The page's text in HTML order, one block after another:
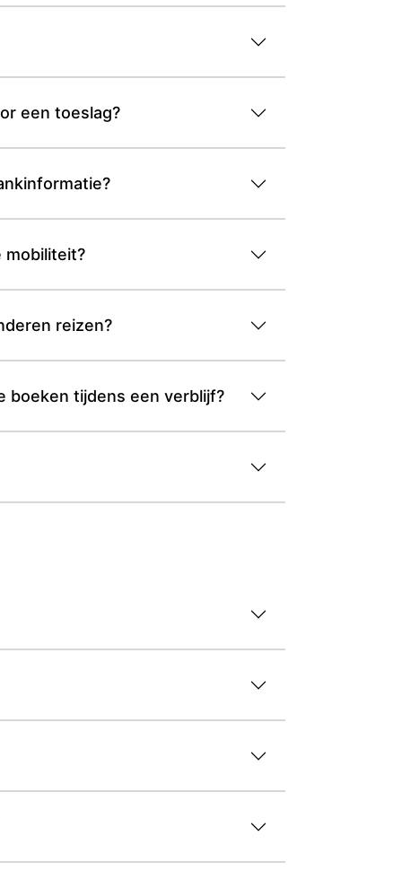
een toeslag?
mobiliteit?
reizen?
boeken tijdens een verblijf?